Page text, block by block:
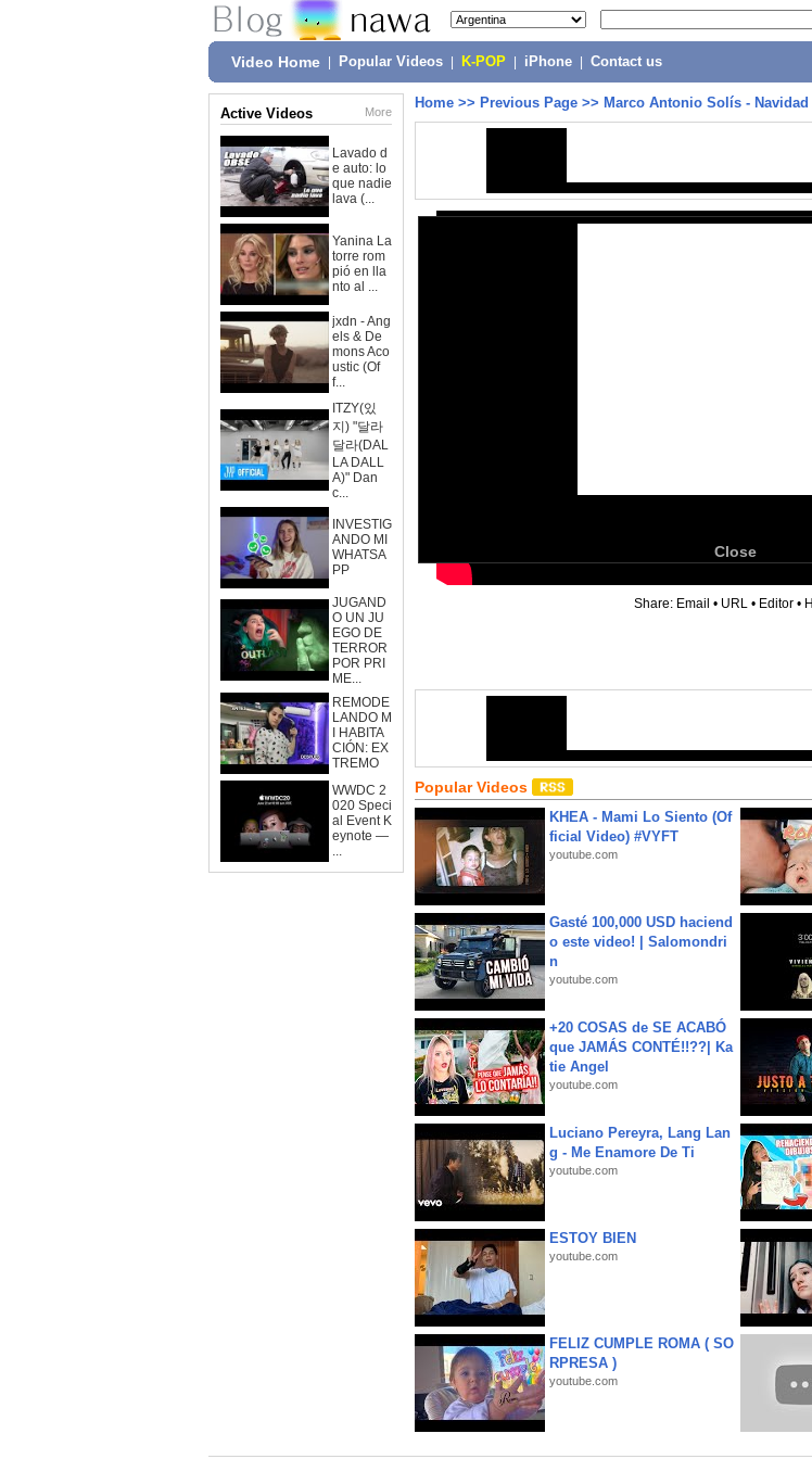
Video Home Popular Videos K-POP iPhone Contact us
Active Videos More
Lavado d
e auto: lo
que nadie
lava (...
Yanina La
torre rom
pió en lla
nto al ...
jxdn - Ang
els & De
mons Aco
ustic (Of
f...
ITZY(있
지) "달라
달라(DAL
LA DALL
A)" Dan
c...
INVESTIG
ANDO MI
WHATSA
PP
JUGAND
O UN JU
EGO DE
TERROR
POR PRI
ME...
REMODE
LANDO M
I HABITA
CIÓN: EX
TREMO
WWDC 2
020 Speci
al Event K
eynote —
...
Home >> Previous Page >> Marco Antonio Solís -
Close
Share: Email • URL • Editor •
Popular Videos
KHEA - Mami Lo Siento (Of
ficial Video) #VYFT
youtube.com
Gasté 100,000 USD haciend
o este video! | Salomondri
n
youtube.com
+20 COSAS de SE ACABÓ
que JAMÁS CONTÉ!!??| Ka
tie Angel
youtube.com
Luciano Pereyra, Lang Lan
g - Me Enamore De Ti
youtube.com
ESTOY BIEN
youtube.com
FELIZ CUMPLE ROMA ( SO
RPRESA )
youtube.com